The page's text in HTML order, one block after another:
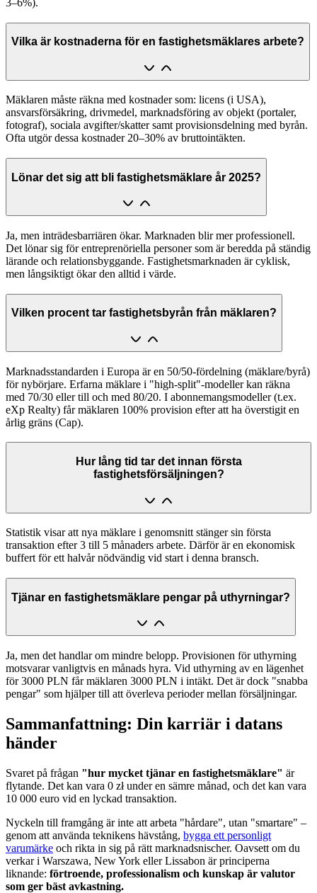
Vilka är kostnaderna för en fastighetsmäklares arbete?
Mäklaren måste räkna med kostnader som: licens (i USA),
ansvarsförsäkring, drivmedel, marknadsföring av objekt (portaler,
fotograf), sociala avgifter/skatter samt provisionsdelning med byrån.
Ofta utgör dessa kostnader 20–30% av bruttointäkten.
Lönar det sig att bli fastighetsmäklare år 2025?
Ja, men inträdesbarriären ökar. Marknaden blir mer professionell.
Det lönar sig för entreprenöriella personer som är beredda på ständig
lärande och relationsbyggande. Fastighetsmarknaden är cyklisk,
men långsiktigt ökar den alltid i värde.
Vilken procent tar fastighetsbyrån från mäklaren?
Marknadsstandarden i Europa är en 50/50-fördelning (mäklare/byrå)
för nybörjare. Erfarna mäklare i "high-split"-modeller kan räkna
med 70/30 eller till och med 80/20. I abonnemangsmodeller (t.ex.
eXp Realty) får mäklaren 100% provision efter att ha överstigit en
årlig gräns (Cap).
Hur lång tid tar det innan första
fastighetsförsäljningen?
Statistik visar att nya mäklare i genomsnitt stänger sin första
transaktion efter 3 till 5 månaders arbete. Därför är en ekonomisk
buffert för ett halvår nödvändig vid start i denna bransch.
Tjänar en fastighetsmäklare pengar på uthyrningar?
Ja, men det handlar om mindre belopp. Provisionen för uthyrning
motsvarar vanligtvis en månads hyra. Vid uthyrning av en lägenhet
för 3000 PLN får mäklaren 3000 PLN i intäkt. Det är dock "snabba
pengar" som hjälper till att överleva perioder mellan försäljningar.
Sammanfattning: Din karriär i datans
händer
Svaret på frågan "hur mycket tjänar en fastighetsmäklare" är
flytande. Det kan vara 0 zł under en sämre månad, och det kan vara
10 000 euro vid en lyckad transaktion.
Nyckeln till framgång är inte att arbeta "hårdare", utan "smartare" –
genom att använda teknikens hävstång, bygga ett personligt
varumärke och rikta in sig på rätt marknadsnischer. Oavsett om du
verkar i Warszawa, New York eller Lissabon är principerna
liknande: förtroende, professionalism och kunskap är valutor
som ger bäst avkastning.